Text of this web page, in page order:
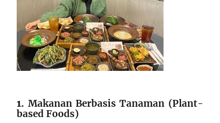
1. Makanan Berbasis Tanaman (Plant-
based Foods)